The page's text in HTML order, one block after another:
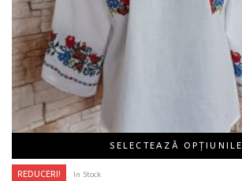
SELECTEAZĂ OPȚIUNILE
REDUCERI! In Stock